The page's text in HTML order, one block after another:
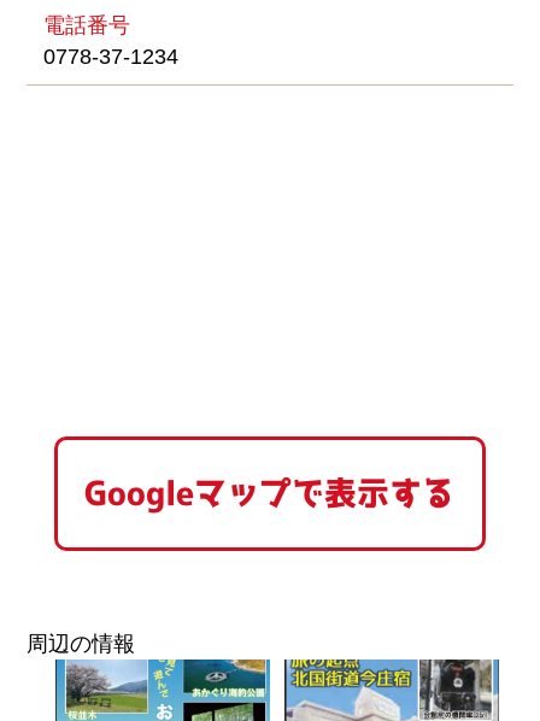
電話番号
0778-37-1234
Googleマップで表示する
周辺の情報